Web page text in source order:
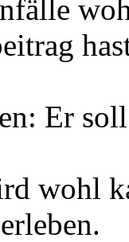
Er
wohl